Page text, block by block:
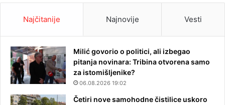
Najčitanije Najnovije Vesti
Milić govorio o politici, ali izbegao
pitanja novinara: Tribina otvorena samo
za istomišljenike?
06.08.2026 19:02
Četiri nove samohodne čistilice uskoro